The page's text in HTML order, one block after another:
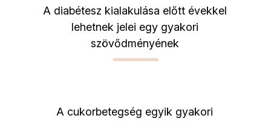
A diabétesz kialakulása előtt évekkel
lehetnek jelei egy gyakori
szövődményének
A cukorbetegség egyik gyakori